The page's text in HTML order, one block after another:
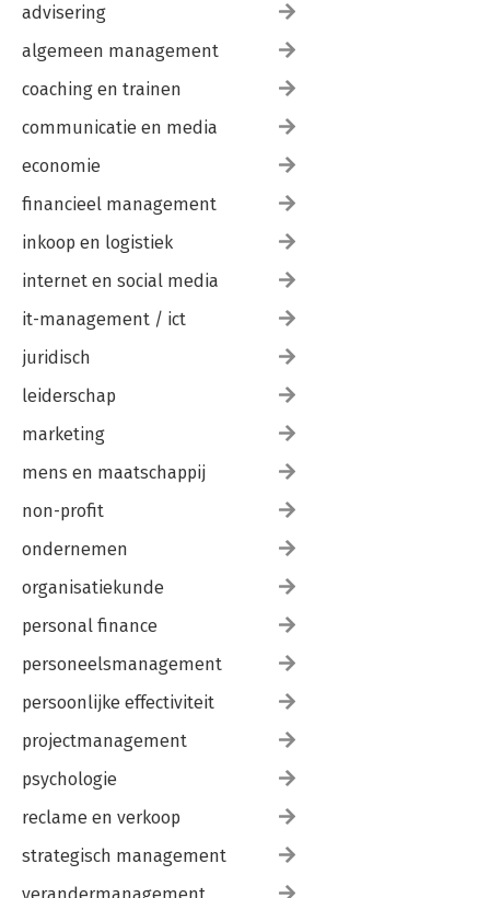
advisering
algemeen management
coaching en trainen
communicatie en media
economie
financieel management
inkoop en logistiek
internet en social media
it-management / ict
juridisch
leiderschap
marketing
mens en maatschappij
non-profit
ondernemen
organisatiekunde
personal finance
personeelsmanagement
persoonlijke effectiviteit
projectmanagement
psychologie
reclame en verkoop
strategisch management